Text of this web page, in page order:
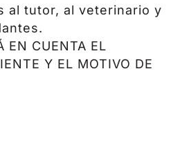
al tutor, al veterinario y
EN CUENTA EL
Y EL MOTIVO DE